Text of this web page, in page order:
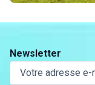
Newsletter